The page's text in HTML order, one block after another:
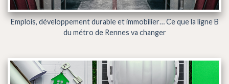
Emplois, développement durable et immobilier… Ce que la ligne B
du métro de Rennes va changer